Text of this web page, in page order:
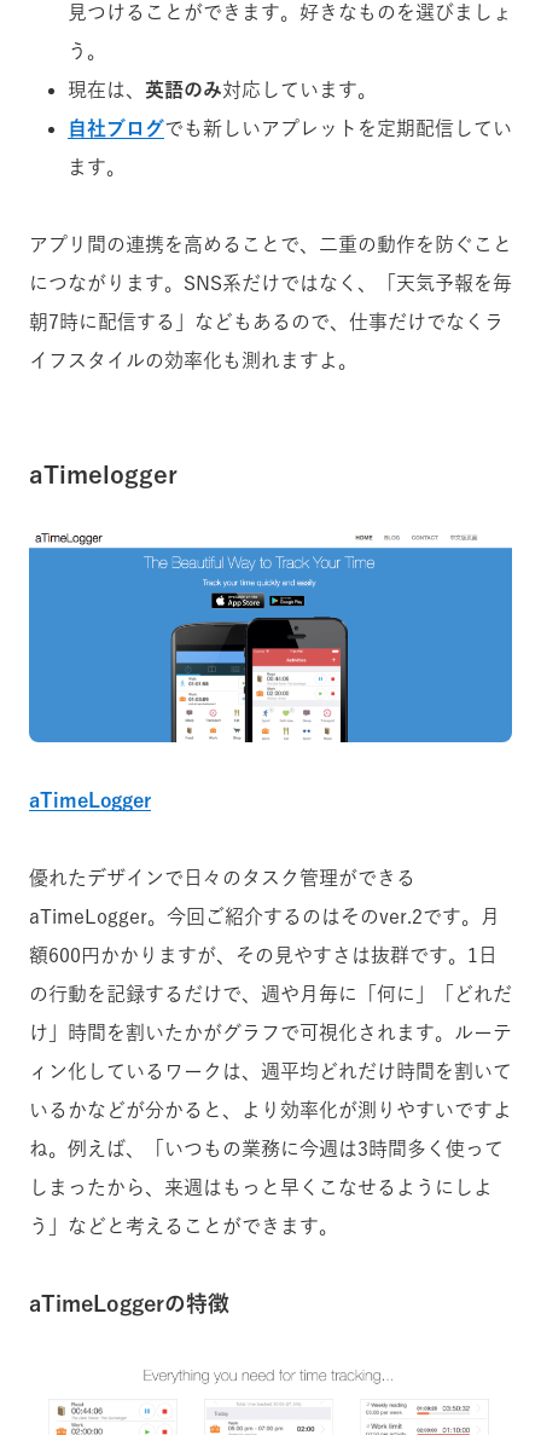
見つけることができます。好きなものを選びましょ
う。
現在は、 英語のみ対応しています。
自社ブログでも新しいアプレットを定期配信してい
ます。
アプリ間の連携を高めることで、二重の動作を防ぐこと
につながります。SNS系だけではなく、「天気予報を毎
朝7時に配信する」などもあるので、仕事だけでなくラ
イフスタイルの効率化も測れますよ。
aTimelogger
aTimeLogger
優れたデザインで日々のタスク管理ができる
aTimeLogger。今回ご紹介するのはそのver.2です。月
額600円かかりますが、その見やすさは抜群です。1日
の行動を記録するだけで、週や月毎に「何に」「どれだ
け」時間を割いたかがグラフで可視化されます。ルーテ
ィン化しているワークは、週平均どれだけ時間を割いて
いるかなどが分かると、より効率化が測りやすいですよ
ね。例えば、「いつもの業務に今週は3時間多く使って
しまったから、来週はもっと早くこなせるようにしよ
う」などと考えることができます。
aTimeLoggerの特徴